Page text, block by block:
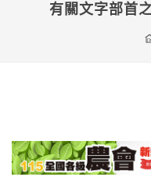
有關文字部首